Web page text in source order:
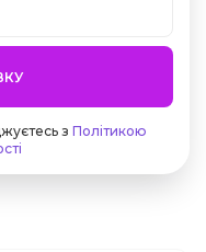
з Політикою